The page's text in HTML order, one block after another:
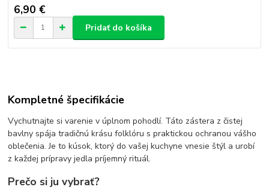
6,90 €
Pridať do košíka
Kompletné špecifikácie
Vychutnajte si varenie v úplnom pohodlí. Táto zástera z čistej
bavlny spája tradičnú krásu folklóru s praktickou ochranou vášho
oblečenia. Je to kúsok, ktorý do vašej kuchyne vnesie štýl a urobí
z každej prípravy jedla príjemný rituál.
Prečo si ju vybrať?